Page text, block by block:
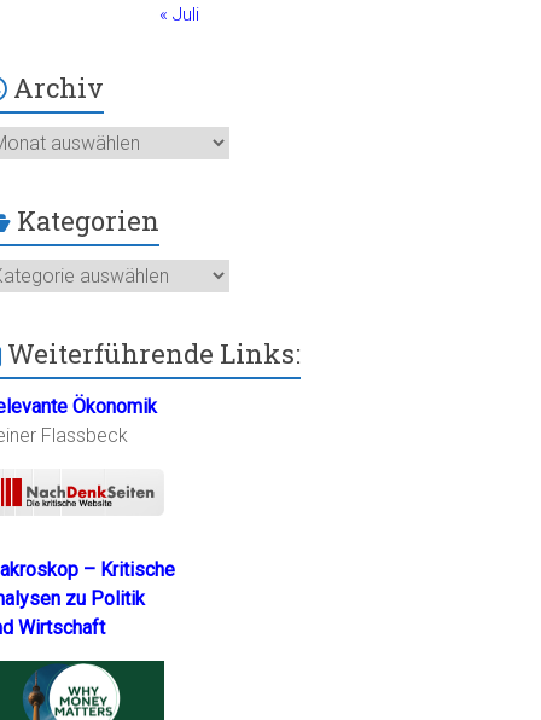
« Juli
Archiv
Kategorien
Weiterführende Links:
Ökonomik
Flassbeck
– Kritische
zu Politik
Wirtschaft